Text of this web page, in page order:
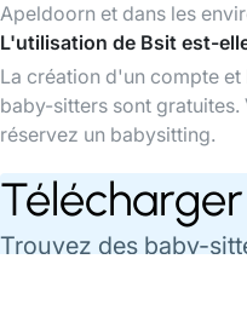
Apeldoorn et dans les
L'utilisation de Bsit est-
La création d'un compte
baby-sitters sont
réservez un babysitting.
Trouvez des baby-